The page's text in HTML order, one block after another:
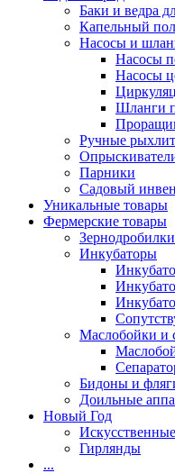
Баки и ведра
Капельный
Насосы и
Насосы
Насосы
Шланги
Ручные
Парники
Садовый
Уникальные товары
Фермерские товары
Зернодробилки
Инкубаторы
Маслобойки и
Бидоны и
Доильные
Новый Год
Гирлянды
...